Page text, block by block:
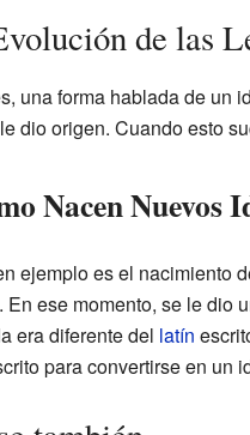
de las
una forma hablada de un
dio origen. Cuando esto
Nacen Nuevos
ejemplo es el nacimiento
En ese momento, se le dio
era diferente del latín
para convertirse en un